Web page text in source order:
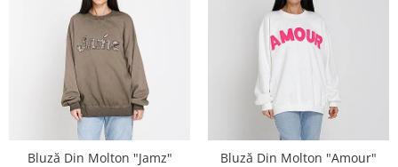
Bluză Din Molton "Jamz"
Bluză Din Molton "Amour"